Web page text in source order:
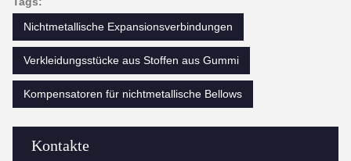
Kontakte
Nichtmetallische Expansionsverbindungen
Verkleidungsstücke aus Stoffen aus Gummi
Kompensatoren für nichtmetallische Bellows